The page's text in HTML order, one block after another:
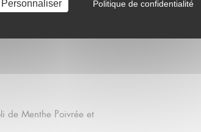
Personnaliser Politique de confidentialité
Orange
de Menthe Poivrée et